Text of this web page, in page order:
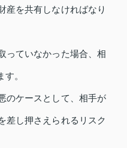
産を共有しなければなり
っていなかった場合、相
。
のケースとして、相手が
差し押さえられるリスク